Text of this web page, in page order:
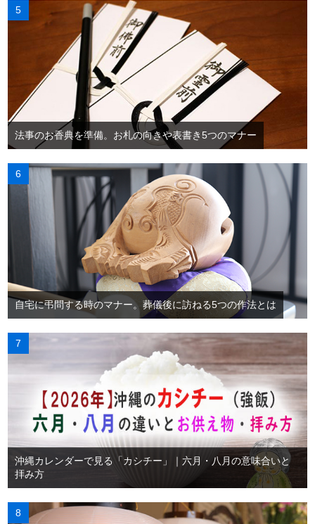
法事のお香典を準備。お札の向きや表書き5つのマナー
自宅に弔問する時のマナー。葬儀後に訪ねる5つの作法とは
沖縄カレンダーで見る「カシチー」｜六月・八月の意味合いと
拝み方